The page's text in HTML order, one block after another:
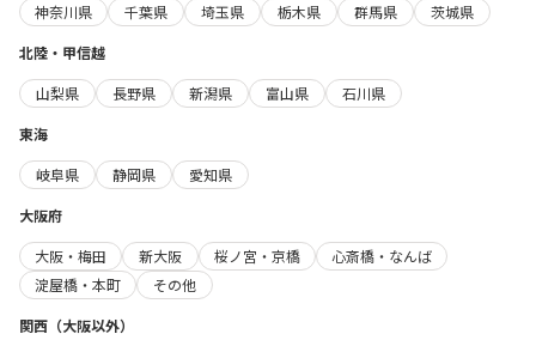
神奈川県
千葉県 埼玉県 栃木県 群馬県
茨城県
北陸・甲信越
山梨県
長野県 新潟県 富山県
石川県
東海
岐阜県
静岡県
愛知県
大阪府
大阪・梅田
新大阪 桜ノ宮・京橋
心斎橋・なんば
淀屋橋・本町
その他
関西（大阪以外）